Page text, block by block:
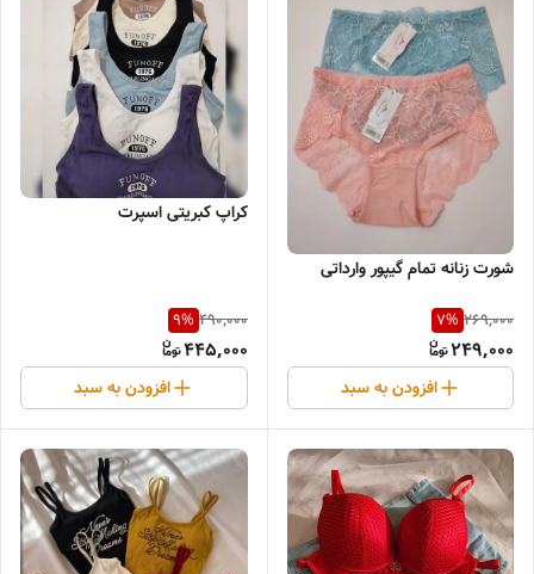
شورت زنانه تمام گیپور وارداتی
269,000
7%
249,000
افزودن به سبد
کراپ کبریتی اسپرت
490,000
9%
445,000
افزودن به سبد